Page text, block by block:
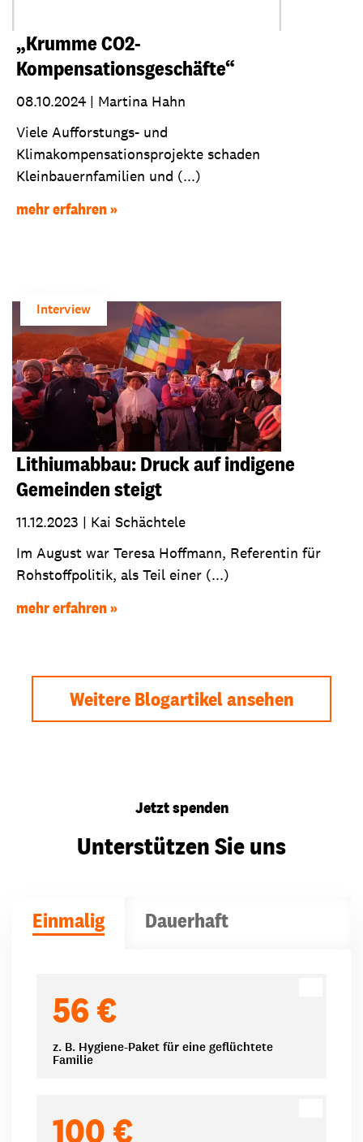
„Krumme CO2-
Kompensationsgeschäfte“
08.10.2024 | Martina Hahn
Viele Aufforstungs- und
Klimakompensationsprojekte schaden
Kleinbauernfamilien und (...)
mehr erfahren
Interview
Lithiumabbau: Druck auf indigene
Gemeinden steigt
11.12.2023 | Kai Schächtele
Im August war Teresa Hoffmann, Referentin für
Rohstoffpolitik, als Teil einer (...)
mehr erfahren
Weitere Blogartikel ansehen
Jetzt spenden
Unterstützen Sie uns
Einmalig Dauerhaft
56 €
z. B. Hygiene-Paket für eine geflüchtete
Familie
100 €